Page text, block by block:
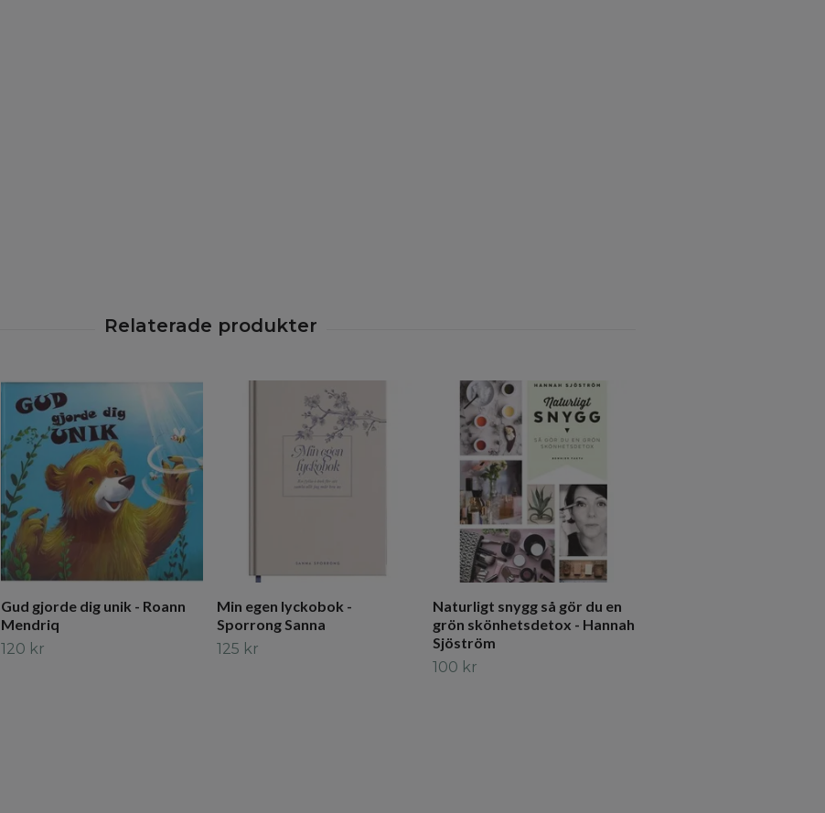
Gud gjorde dig unik - Roann
Mendriq
120 kr
Min egen lyckobok -
Sporrong Sanna
125 kr
Naturligt snygg så gör du en
grön skönhetsdetox - Hannah
Sjöström
100 kr